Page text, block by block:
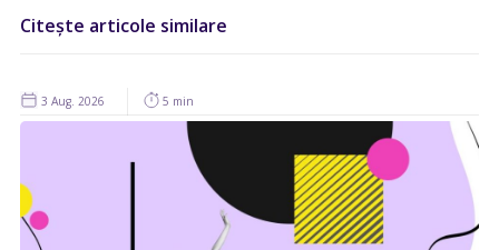
Citește articole similare
3 Aug. 2026 5 min